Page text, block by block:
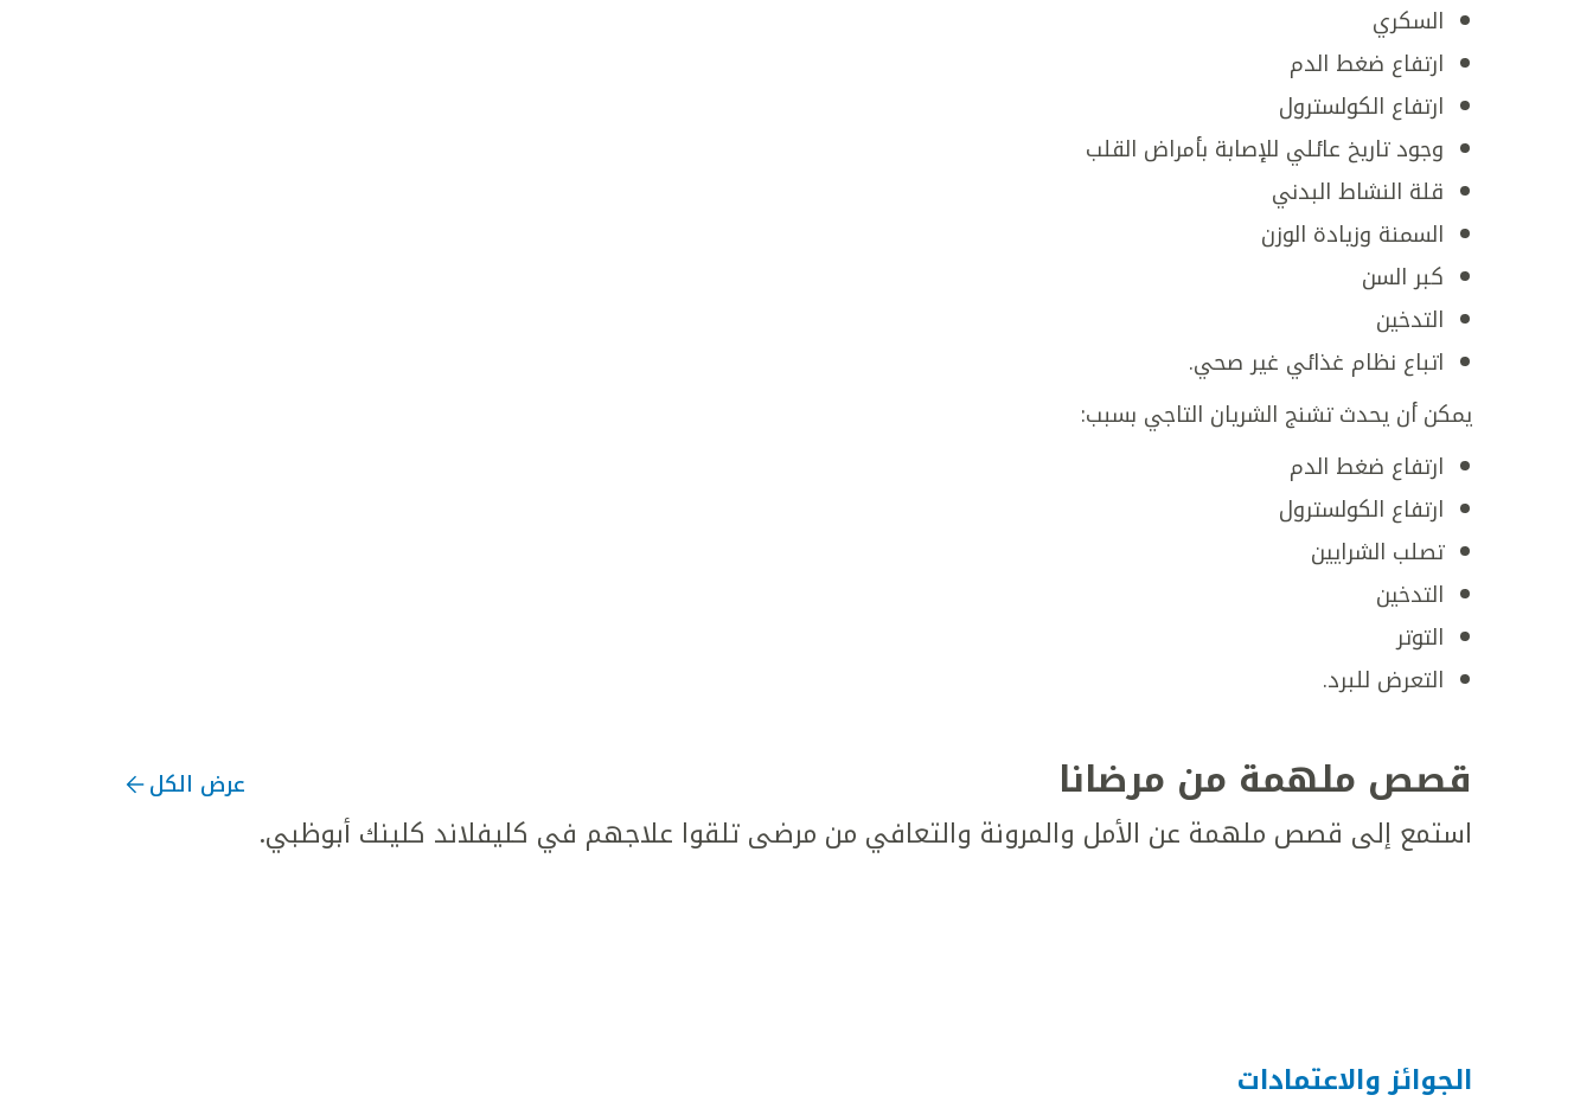
السكري
ارتفاع ضغط الدم
ارتفاع الكولسترول
وجود تاريخ عائلي للإصابة بأمراض القلب
قلة النشاط البدني
السمنة وزيادة الوزن
كبر السن
التدخين
اتباع نظام غذائي غير صحي.
يمكن أن يحدث تشنج الشريان التاجي بسبب:
ارتفاع ضغط الدم
ارتفاع الكولسترول
تصلب الشرايين
التدخين
التوتر
التعرض للبرد.
قصص ملهمة من مرضانا عرض الكل
استمع إلى قصص ملهمة عن الأمل والمرونة والتعافي من مرضى تلقوا علاجهم في كليفلاند كلينك أبوظبي.
الجوائز والاعتمادات